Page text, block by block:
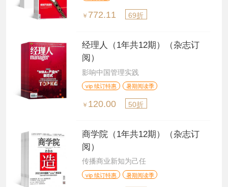
￥ 772.11 69折
经理人（1年共12期）（杂志订
阅）
影响中国管理实践
vip 续订特惠 暑期阅读季
￥ 120.00 50折
商学院（1年共12期）（杂志订
阅）
传播商业新知为己任
vip 续订特惠 暑期阅读季